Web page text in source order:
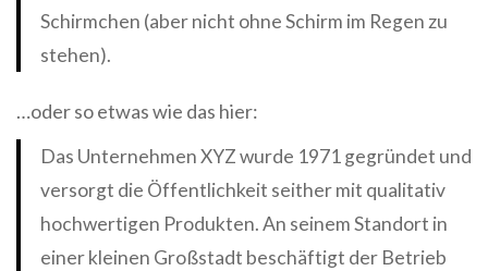
Schirmchen (aber nicht ohne Schirm im Regen zu
stehen).
…oder so etwas wie das hier:
Das Unternehmen XYZ wurde 1971 gegründet und
versorgt die Öffentlichkeit seither mit qualitativ
hochwertigen Produkten. An seinem Standort in
einer kleinen Großstadt beschäftigt der Betrieb